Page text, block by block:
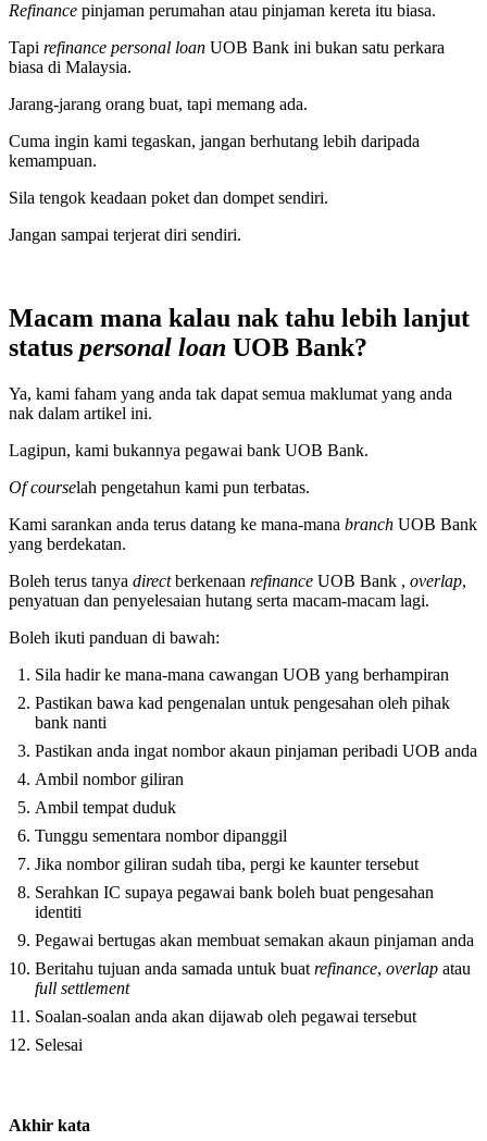
Refinance pinjaman perumahan atau pinjaman kereta itu biasa.
Tapi refinance personal loan UOB Bank ini bukan satu perkara
biasa di Malaysia.
Jarang-jarang orang buat, tapi memang ada.
Cuma ingin kami tegaskan, jangan berhutang lebih daripada
kemampuan.
Sila tengok keadaan poket dan dompet sendiri.
Jangan sampai terjerat diri sendiri.
Macam mana kalau nak tahu lebih lanjut
status personal loan UOB Bank?
Ya, kami faham yang anda tak dapat semua maklumat yang anda
nak dalam artikel ini.
Lagipun, kami bukannya pegawai bank UOB Bank.
Of courselah pengetahun kami pun terbatas.
Kami sarankan anda terus datang ke mana-mana branch UOB Bank
yang berdekatan.
Boleh terus tanya directberkenaan refinance UOB Bank , overlap,
penyatuan dan penyelesaian hutang serta macam-macam lagi.
Boleh ikuti panduan di bawah:
Sila hadir ke mana-mana cawangan UOB yang berhampiran
Pastikan bawa kad pengenalan untuk pengesahan oleh pihak
bank nanti
Pastikan anda ingat nombor akaun pinjaman peribadi UOB anda
Ambil nombor giliran
Ambil tempat duduk
Tunggu sementara nombor dipanggil
Jika nombor giliran sudah tiba, pergi ke kaunter tersebut
Serahkan IC supaya pegawai bank boleh buat pengesahan
identiti
Pegawai bertugas akan membuat semakan akaun pinjaman anda
Beritahu tujuan anda samada untuk buat refinance, overlap atau
full settlement
Soalan-soalan anda akan dijawab oleh pegawai tersebut
Selesai
Akhir kata